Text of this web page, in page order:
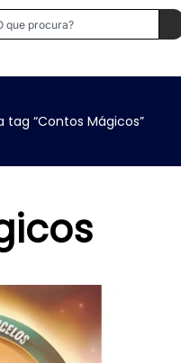
“Contos Mágicos”